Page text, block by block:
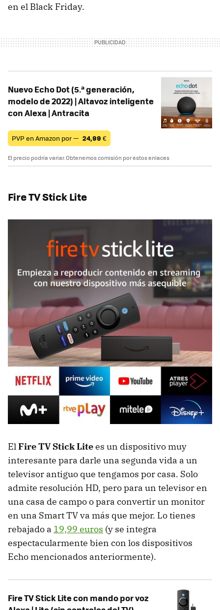
en el Black Friday.
Nuevo Echo Dot (5.ª generación,
modelo de 2022) | Altavoz inteligente
con Alexa | Antracita
PVP en Amazon por — 24,99 €
El precio podría variar. Obtenemos comisión por estos enlaces
Fire TV Stick Lite
ElFire TV Stick Litees un dispositivo muy
interesante para darle una segunda vida a un
televisor antiguo que tengamos por casa. Solo
admite resolución HD, pero para un televisor en
una casa de campo o para convertir un monitor
en una Smart TV va más que mejor. Lo tienes
rebajado a 19,99 euros (y se integra
espectacularmente bien con los dispositivos
Echo mencionados anteriormente).
Fire TV Stick Lite con mando por voz